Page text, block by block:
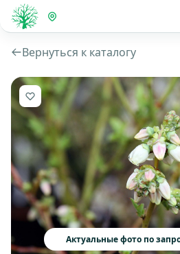
Вернуться к каталогу
Актуальные фото по